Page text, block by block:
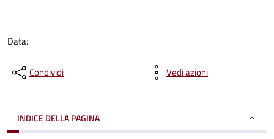
Data:
Condividi Vedi azioni
INDICE DELLA PAGINA